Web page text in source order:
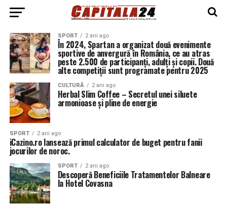
SPORT 2 ani ago
În 2024, Spartan a organizat două evenimente
sportive de anvergură în România, ce au atras
peste 2.500 de participanți, adulți și copii. Două
alte competiții sunt programate pentru 2025
CULTURĂ 2 ani ago
Herbal Slim Coffee – Secretul unei siluete
armonioase și pline de energie
SPORT 2 ani ago
iCazino.ro lansează primul calculator de buget pentru fanii
jocurilor de noroc.
SPORT 2 ani ago
Descoperă Beneficiile Tratamentelor Balneare
la Hotel Covasna